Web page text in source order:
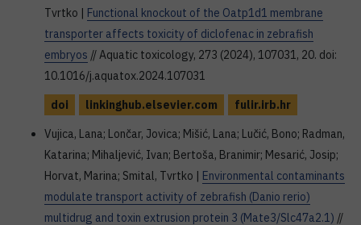
Tvrtko | Functional knockout of the Oatp1d1 membrane
transporter affects toxicity of diclofenac in zebrafish
embryos // Aquatic toxicology, 273 (2024), 107031, 20. doi:
10.1016/j.aquatox.2024.107031
doi
linkinghub.elsevier.com
fulir.irb.hr
Vujica, Lana; Lončar, Jovica; Mišić, Lana; Lučić, Bono; Radman,
Katarina; Mihaljević, Ivan; Bertoša, Branimir; Mesarić, Josip;
Horvat, Marina; Smital, Tvrtko | Environmental contaminants
modulate transport activity of zebrafish (Danio rerio)
multidrug and toxin extrusion protein 3 (Mate3/Slc47a2.1) //